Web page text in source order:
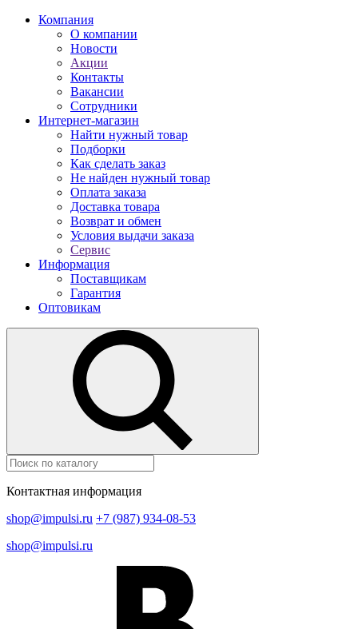
Компания
О компании
Новости
Акции
Контакты
Вакансии
Сотрудники
Интернет-магазин
Найти нужный товар
Подборки
Как сделать заказ
Не найден нужный товар
Оплата заказа
Доставка товара
Возврат и обмен
Условия выдачи заказа
Сервис
Информация
Поставщикам
Гарантия
Оптовикам
Контактная информация
shop@impulsi.ru +7 (987) 934-08-53
shop@impulsi.ru